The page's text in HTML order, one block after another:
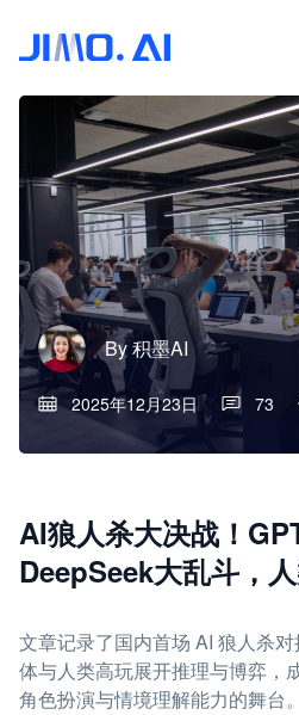
By积墨AI
2025年12月23日 73
AI狼人杀大决战！
DeepSeek大乱斗，
文章记录了国内首场 AI 狼人杀
体与人类高玩展开推理与博弈，
角色扮演与情境理解能力的舞台。